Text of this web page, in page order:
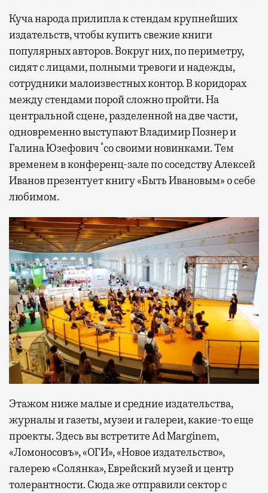
Куча народа прилипла к стендам крупнейших
издательств, чтобы купить свежие книги
популярных авторов. Вокруг них, по периметру,
сидят с лицами, полными тревоги и надежды,
сотрудники малоизвестных контор. В коридорах
между стендами порой сложно пройти. На
центральной сцене, разделенной на две части,
одновременно выступают Владимир Познер и
Галина Юзефович*со своими новинками. Тем
временем в конференц-зале по соседству Алексей
Иванов презентует книгу «Быть Ивановым» о себе
любимом.
Этажом ниже малые и средние издательства,
журналы и газеты, музеи и галереи, какие-то еще
проекты. Здесь вы встретите Ad Marginem,
«Ломоносовъ», «ОГИ», «Новое издательство»,
галерею «Солянка», Еврейский музей и центр
толерантности. Сюда же отправили сектор с